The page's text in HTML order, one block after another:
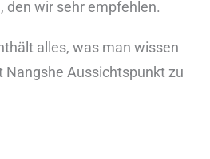
den wir sehr empfehlen.
alles, was man wissen
Nangshe Aussichtspunkt zu